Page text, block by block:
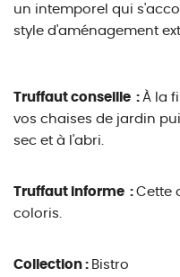
un intemporel qui
style d'aménagement
Truffaut conseille : À la
vos chaises de jardin
sec et à l'abri.
Truffaut informe : Cette
coloris.
Collection : Bistro